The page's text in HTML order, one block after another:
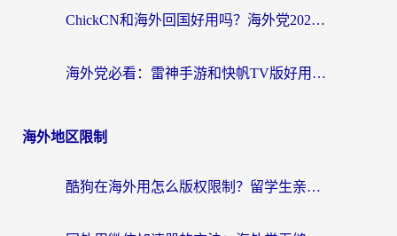
ChickCN和海外回国好用吗？海外党2026亲测：从手游到影音，选对加速器的3个关键
海外党必看：雷神手游和快帆TV版好用吗？3步选对回国加速器不踩坑
海外地区限制
酷狗在海外用怎么版权限制？留学生亲测：3步解决听国内音乐难题